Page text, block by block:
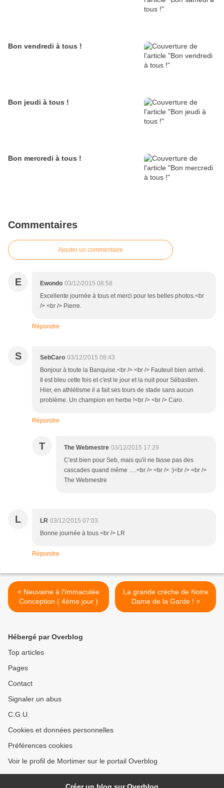
Bon vendredi à tous !
Bon jeudi à tous !
Bon mercredi à tous !
Commentaires
Ajouter un commentaire
E Ewondo 03/12/2015 08:58
Excellente journée à tous et merci pour les belles photos.<br
/> <br /> Pierre.
Répondre
S SebCaro 03/12/2015 08:43
Bonjour à toute la Banquise.<br /> <br /> Fauteuil bien arrivé.
Il est bleu cette fois et c'est le jour et la nuit pour Sébastien.
Hier, en athlétisme il a fait ses tours de stade sans aucun
problème. Un champion en herbe !<br /> <br /> Caro.
Répondre
T The Webmestre 03/12/2015 17:29
C'est bien pour Seb, mais qu'il ne fasse pas des
cascades quand même .....<br /> <br /> :)<br /> <br />
The Webmestre
L LR 03/12/2015 07:03
Bonne journée à tous.<br /> LR
Répondre
< Neuvaine à l'Immaculée
Conception ( 4ème jour )
La grande crèche de Notre
Dame de la Garde ! >
Hébergé par Overblog
Top articles
Pages
Contact
Signaler un abus
C.G.U.
Cookies et données personnelles
Préférences cookies
Voir le profil de Mortimer sur le portail Overblog